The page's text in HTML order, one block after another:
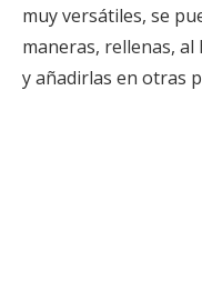
muy versátiles, se
maneras, rellenas, al
y añadirlas en otras